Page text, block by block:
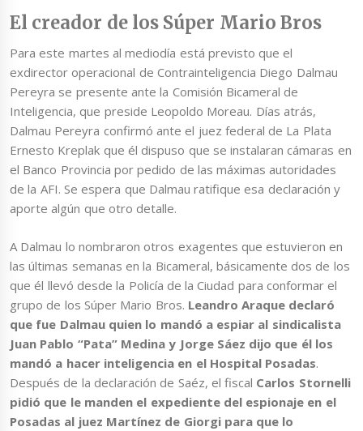
El creador de los Súper Mario Bros
Para este martes al mediodía está previsto que el
exdirector operacional de Contrainteligencia Diego Dalmau
Pereyra se presente ante la Comisión Bicameral de
Inteligencia, que preside Leopoldo Moreau. Días atrás,
Dalmau Pereyra confirmó ante el juez federal de La Plata
Ernesto Kreplak que él dispuso que se instalaran cámaras en
el Banco Provincia por pedido de las máximas autoridades
de la AFI. Se espera que Dalmau ratifique esa declaración y
aporte algún que otro detalle.
A Dalmau lo nombraron otros exagentes que estuvieron en
las últimas semanas en la Bicameral, básicamente dos de los
que él llevó desde la Policía de la Ciudad para conformar el
grupo de los Súper Mario Bros. Leandro Araque declaró
que fue Dalmau quien lo mandó a espiar al sindicalista
Juan Pablo “Pata” Medina y Jorge Sáez dijo que él los
mandó a hacer inteligencia en el Hospital Posadas.
Después de la declaración de Saéz, el fiscal Carlos Stornelli
pidió que le manden el expediente del espionaje en el
Posadas al juez Martínez de Giorgi para que lo